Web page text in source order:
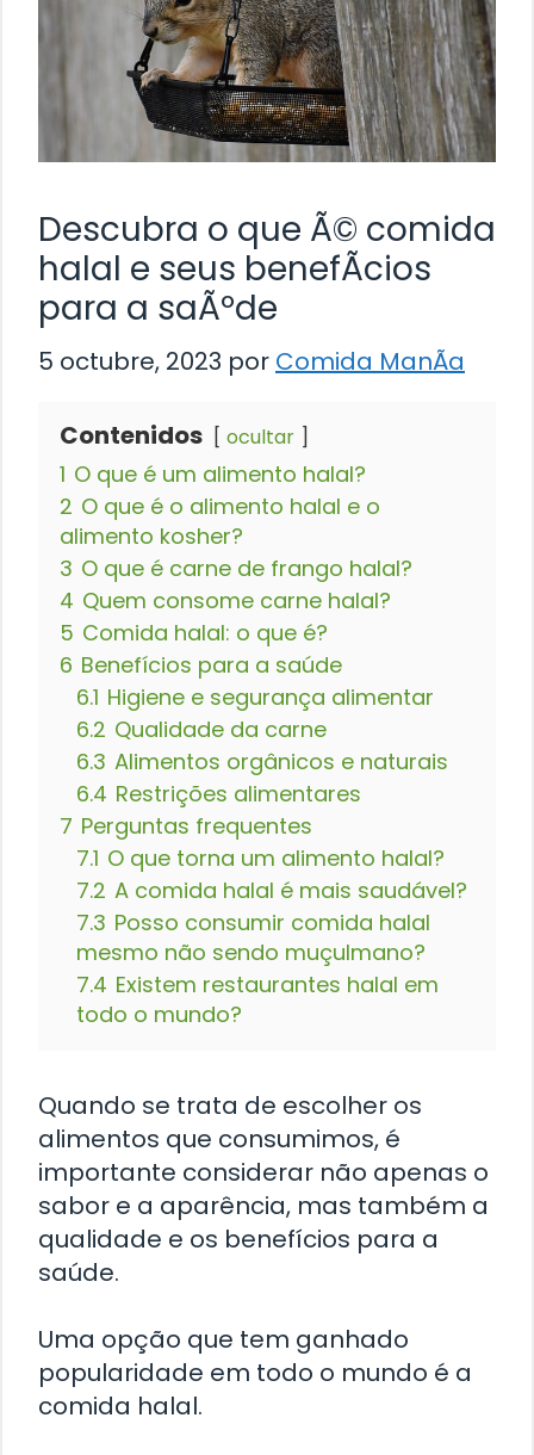
Descubra o que Ã© comida
halal e seus benefÃ­cios
para a saÃºde
5 octubre, 2023 por Comida ManÃ­a
Contenidos ocultar
1 O que é um alimento halal?
2 O que é o alimento halal e o
alimento kosher?
3 O que é carne de frango halal?
4 Quem consome carne halal?
5 Comida halal: o que é?
6 Benefícios para a saúde
6.1 Higiene e segurança alimentar
6.2 Qualidade da carne
6.3 Alimentos orgânicos e naturais
6.4 Restrições alimentares
7 Perguntas frequentes
7.1 O que torna um alimento halal?
7.2 A comida halal é mais saudável?
7.3 Posso consumir comida halal
mesmo não sendo muçulmano?
7.4 Existem restaurantes halal em
todo o mundo?
Quando se trata de escolher os
alimentos que consumimos, é
importante considerar não apenas o
sabor e a aparência, mas também a
qualidade e os benefícios para a
saúde.
Uma opção que tem ganhado
popularidade em todo o mundo é a
comida halal.